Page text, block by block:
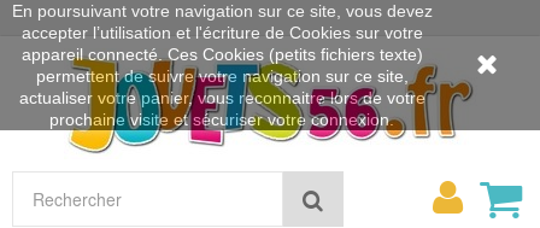
Rechercher
Mon
En poursuivant votre navigation sur ce site, vous devez
accepter l’utilisation et l'écriture de Cookies sur votre
appareil connecté. Ces Cookies (petits fichiers texte)
permettent de suivre votre navigation sur ce site,
actualiser votre panier, vous reconnaitre lors de votre
prochaine visite et sécuriser votre connexion.